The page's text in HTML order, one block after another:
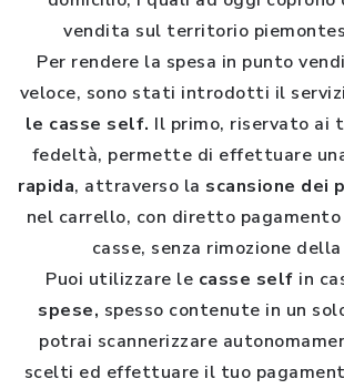
vendita sul territorio
Per rendere la spesa in punto
veloce, sono stati introdotti il
le casse self. Il primo, riservato ai
fedeltà, permette di effettuare
rapida, attraverso la scansione dei
nel carrello, con diretto
casse, senza rimozione
Puoi utilizzare le casse self in
spese, spesso contenute in un
potrai scannerizzare
scelti ed effettuare il tuo